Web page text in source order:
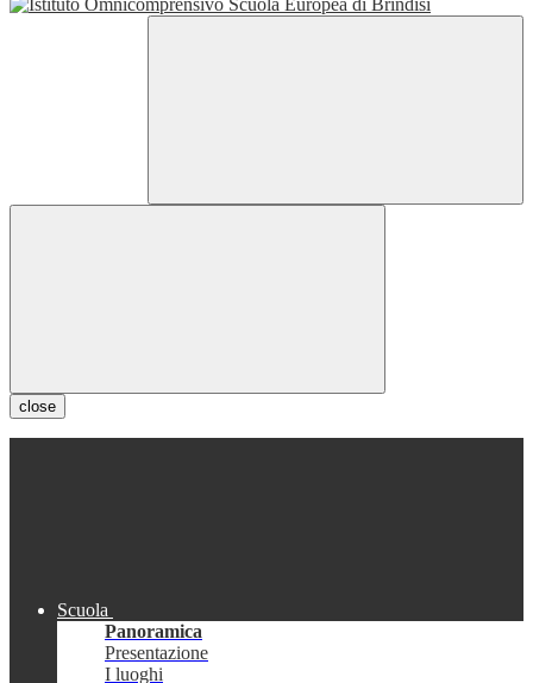
close
Scuola
Panoramica
Presentazione
I luoghi